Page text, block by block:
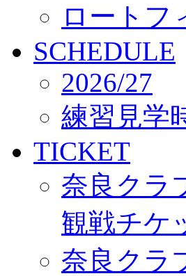
ロートフ
SCHEDULE
2026/27
練習見学
TICKET
奈良クラ
観戦チケ
奈良クラ